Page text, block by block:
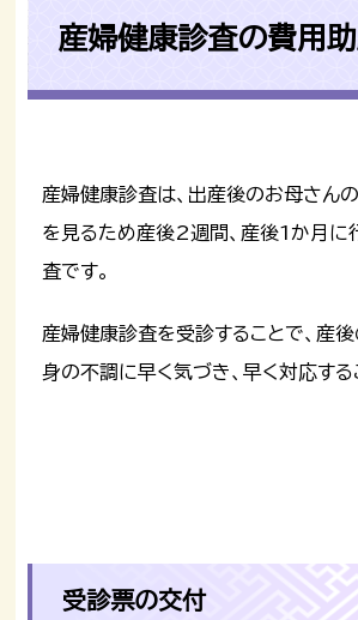
産婦健康診査の費用
産婦健康診査は、出産後のお母さん
を見るため産後2週間、産後1か月に
査です。
産婦健康診査を受診することで、産
身の不調に早く気づき、早く対応する
受診票の交付